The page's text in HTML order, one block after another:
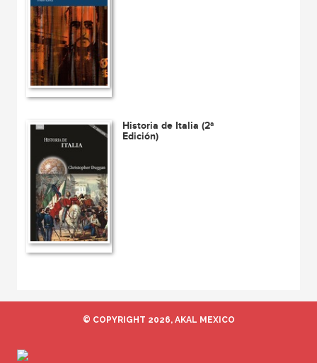
Historia de Italia (2ª
Edición)
© COPYRIGHT 2026, AKAL MEXICO